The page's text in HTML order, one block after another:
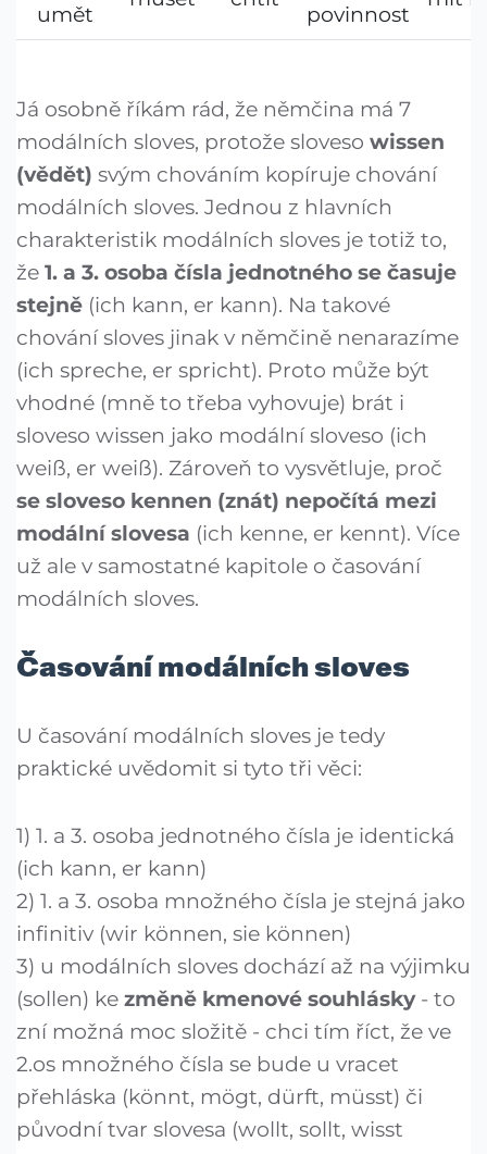
umět povinnost
Já osobně říkám rád, že němčina má 7
modálních sloves, protože sloveso wissen
(vědět) svým chováním kopíruje chování
modálních sloves. Jednou z hlavních
charakteristik modálních sloves je totiž to,
že 1. a 3. osoba čísla jednotného se časuje
stejně (ich kann, er kann). Na takové
chování sloves jinak v němčině nenarazíme
(ich spreche, er spricht). Proto může být
vhodné (mně to třeba vyhovuje) brát i
sloveso wissen jako modální sloveso (ich
weiß, er weiß). Zároveň to vysvětluje, proč
se sloveso kennen (znát) nepočítá mezi
modální slovesa (ich kenne, er kennt). Více
už ale v samostatné kapitole o časování
modálních sloves.
Časování modálních sloves
U časování modálních sloves je tedy
praktické uvědomit si tyto tři věci:
1) 1. a 3. osoba jednotného čísla je identická
(ich kann, er kann)
2) 1. a 3. osoba množného čísla je stejná jako
infinitiv (wir können, sie können)
3) u modálních sloves dochází až na výjimku
(sollen) ke změně kmenové souhlásky- to
zní možná moc složitě - chci tím říct, že ve
2.os množného čísla se bude u vracet
přehláska (könnt, mögt, dürft, müsst) či
původní tvar slovesa (wollt, sollt, wisst